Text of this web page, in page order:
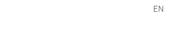
EN